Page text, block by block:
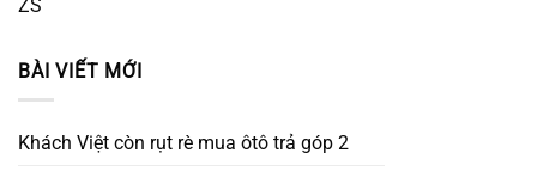
ZS
BÀI VIẾT MỚI
Khách Việt còn rụt rè mua ôtô trả góp 2